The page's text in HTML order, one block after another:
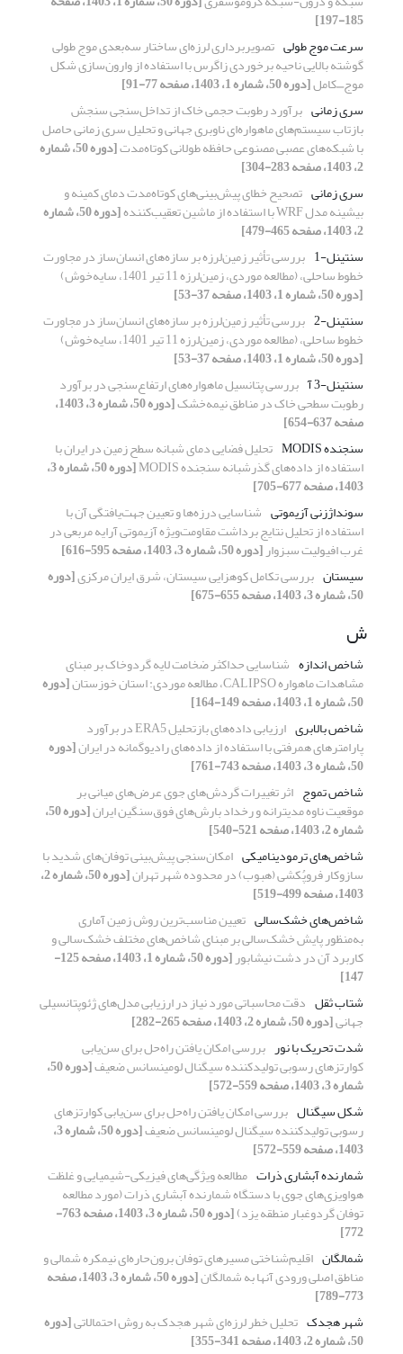
185-197]
سرعت موج طولی تصویربرداری لرزه‌ای ساختار سه‌بعدی موج طولی
گوشته بالایی ناحیه برخوردی زاگرس با استفاده از وارون‌سازی شکل
موج⎽کامل[دوره 50، شماره 1، 1403، صفحه 77-91]
سری زمانی برآورد رطوبت حجمی خاک از تداخل‌سنجی سنجش
بازتاب سیستم‌های ماهواره‌ای ناوبری جهانی و تحلیل سری زمانی حاصل
با شبکه‌های عصبی مصنوعی حافظه طولانی کوتاه‌مدت [دوره 50، شماره
2، 1403، صفحه 283-304]
سری زمانی تصحیح خطای پیش‌بینی‌های کوتاه‌مدت دمای کمینه و
بیشینه مدل WRF با استفاده از ماشین تعقیب‌کننده [دوره 50، شماره
2، 1403، صفحه 465-479]
سنتینل-1
بررسی تأثیر زمین‌لرزه بر سازه‌های انسان‌ساز در مجاورت
خطوط ساحلی، (مطالعه موردی، زمین‌لرزه 11 تیر 1401، سایه‌خوش)
[دوره 50، شماره 1، 1403، صفحه 37-53]
سنتینل-2
بررسی تأثیر زمین‌لرزه بر سازه‌های انسان‌ساز در مجاورت
خطوط ساحلی، (مطالعه موردی، زمین‌لرزه 11 تیر 1401، سایه‌خوش)
[دوره 50، شماره 1، 1403، صفحه 37-53]
سنتینل-3 آ
بررسی پتانسیل ماهواره‌های ارتفاع‌سنجی در برآورد
رطوبت سطحی خاک در مناطق نیمه‌خشک [دوره 50، شماره 3، 1403،
صفحه 637-654]
سنجنده MODIS
تحلیل فضایی دمای ‌شبانه سطح زمین در ایران با
استفاده از داده‌‌های گذر‌شبانه سنجنده MODIS [دوره 50، شماره 3،
1403، صفحه 677-705]
سونداژزنی آزیموتی شناسایی درزه‌ها و تعیین جهت‌یافتگی آن با
استفاده از تحلیل نتایج برداشت مقاومت‌ویژه آزیموتی آرایه مربعی در
غرب افیولیت سبزوار[دوره 50، شماره 3، 1403، صفحه 595-616]
سیستان بررسی تکامل کوهزایی سیستان، شرق ایران مرکزی[دوره
50، شماره 3، 1403، صفحه 655-675]
ش
شاخص اندازه شناسایی حداکثر ضخامت لایه گردوخاک بر مبنای
مشاهدات ماهواره CALIPSO، مطالعه موردی: استان خوزستان [دوره
50، شماره 1، 1403، صفحه 149-164]
شاخص بالابری
ارزیابی داده‌های بازتحلیل ERA5 در برآورد
پارامترهای همرفتی با استفاده از داده‌های رادیوگمانه در ایران[دوره
50، شماره 3، 1403، صفحه 743-761]
شاخص تموج اثر تغییرات گردش‌های جوی عرض‌های میانی بر
موقعیت ناوه مدیترانه و رخداد بارش‌های فوق‌سنگین ایران [دوره 50،
شماره 2، 1403، صفحه 521-540]
شاخص‌های ترمودینامیکی امکان‌سنجی پیش‌بینی توفان‌های شدید با
سازوکار فروپُکشی (هبوب) در محدوده شهر تهران [دوره 50، شماره 2،
1403، صفحه 499-519]
شاخص‌های خشک‌سالی تعیین مناسب‌ترین روش زمین آماری
به‌منظور پایش خشک‌سالی بر مبنای شاخص‌های مختلف خشک‌سالی و
کاربرد آن در دشت نیشابور [دوره 50، شماره 1، 1403، صفحه 125-
147]
شتاب ثقل دقت محاسباتی مورد نیاز در ارزیابی مدل‌های ژئوپتانسیلی
جهانی[دوره 50، شماره 2، 1403، صفحه 265-282]
شدت تحریک با نور بررسی امکان یافتن راه‌حل برای سن‌یابی
کوارتزهای رسوبی تولیدکننده سیگنال لومینسانس ضعیف [دوره 50،
شماره 3، 1403، صفحه 559-572]
شکل سیگنال بررسی امکان یافتن راه‌حل برای سن‌یابی کوارتزهای
رسوبی تولیدکننده سیگنال لومینسانس ضعیف [دوره 50، شماره 3،
1403، صفحه 559-572]
شمارنده آبشاری ذرات مطالعه ویژگی‌های فیزیکی-شیمیایی و غلظت
هواویزی‌های جوی با دستگاه شمارنده آبشاری ذرات (مورد مطالعه
توفان گردوغبار منطقه یزد) [دوره 50، شماره 3، 1403، صفحه 763-
772]
شمالگان اقلیم‌شناختی مسیرهای توفان برون‌حاره‌ای نیمکره شمالی و
مناطق اصلی ورودی آنها به شمالگان [دوره 50، شماره 3، 1403، صفحه
773-789]
شهر هجدک تحلیل خطر لرزه‌ای شهر هجدک به روش احتمالاتی[دوره
50، شماره 2، 1403، صفحه 341-355]